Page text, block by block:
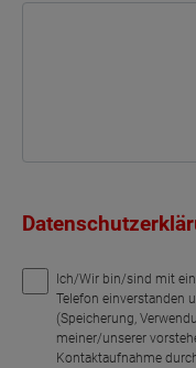
Ich/Wir bin/sind mit
Telefon einverstanden
(Speicherung,
meiner/unserer
Kontaktaufnahme